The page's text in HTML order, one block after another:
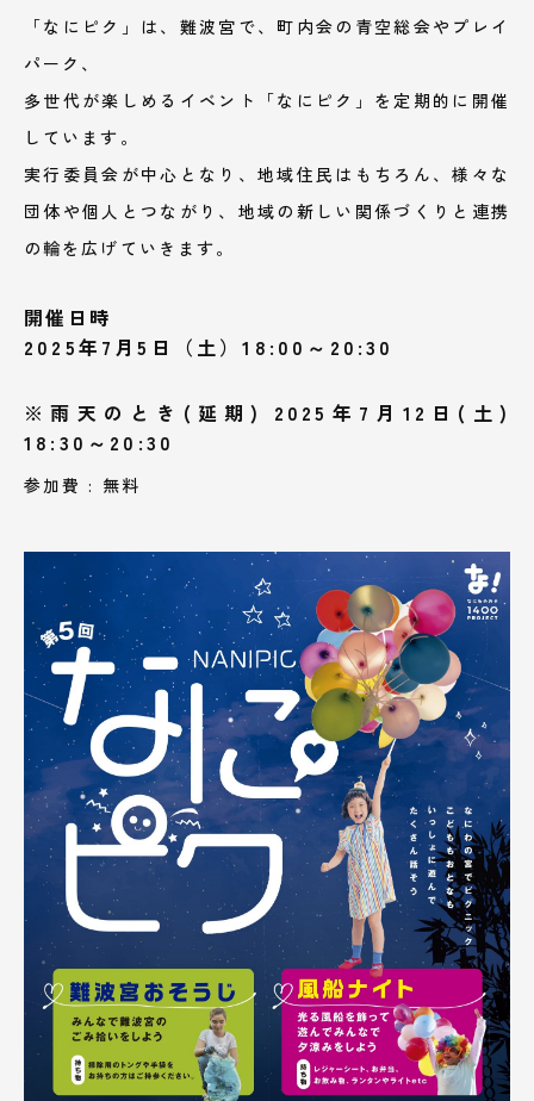
「なにピク」は、難波宮で、町内会の青空総会やプレイ
パーク、
多世代が楽しめるイベント「なにピク」を定期的に開催
しています。
実行委員会が中心となり、地域住民はもちろん、様々な
団体や個人とつながり、地域の新しい関係づくりと連携
の輪を広げていきます。
開催日時
2025年7月5日（土）18:00～20:30
※雨天のとき(延期) 2025年7月12日(土)
18:30～20:30
参加費 : 無料